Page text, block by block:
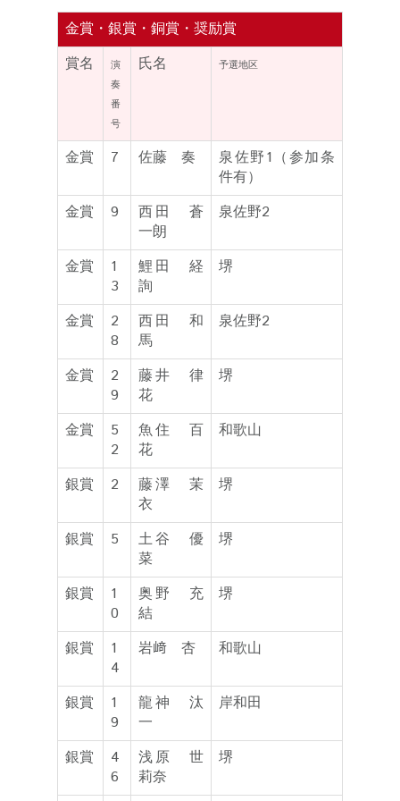
金賞・銀賞・銅賞・奨励賞
賞名
演
奏
番
号
氏名 予選地区
金賞 7 佐藤 奏
泉佐野1（参加条
件有）
金賞
9
西田 蒼
一朗
泉佐野2
金賞
1
3
鯉田 経
詢
堺
金賞
2
8
西田 和
馬
泉佐野2
金賞
2
9
藤井 律
花
堺
金賞
5
2
魚住 百
花
和歌山
銀賞 2
藤澤 茉
衣
堺
銀賞 5
土谷 優
菜
堺
銀賞
1
0
奥野 充
結
堺
銀賞
1
4
岩﨑 杏 和歌山
銀賞
1
9
龍神 汰
一
岸和田
銀賞
4
6
浅原 世
莉奈
堺